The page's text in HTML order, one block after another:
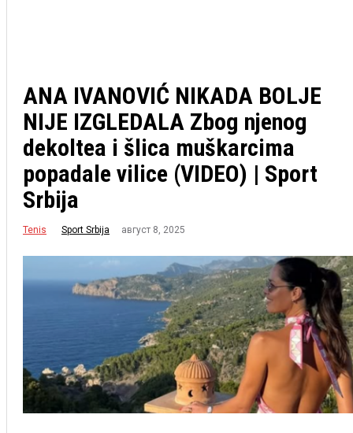
ANA IVANOVIĆ NIKADA BOLJE
NIJE IZGLEDALA Zbog njenog
dekoltea i šlica muškarcima
popadale vilice (VIDEO) | Sport
Srbija
Tenis Sport Srbija август 8, 2025